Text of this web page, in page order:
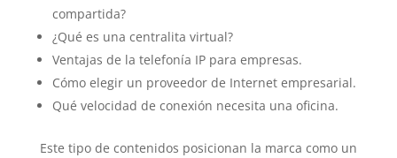
compartida?
¿Qué es una centralita virtual?
Ventajas de la telefonía IP para empresas.
Cómo elegir un proveedor de Internet empresarial.
Qué velocidad de conexión necesita una oficina.
Este tipo de contenidos posicionan la marca como un